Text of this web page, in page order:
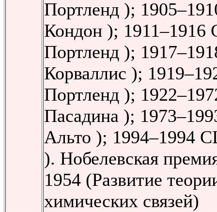
Портленд );
Кондон );
Портленд );
Корваллис );
Портленд );
Пасадина );
Альто ); 1994–1994
). Нобелевская
1954 (Развитие
химических связей)